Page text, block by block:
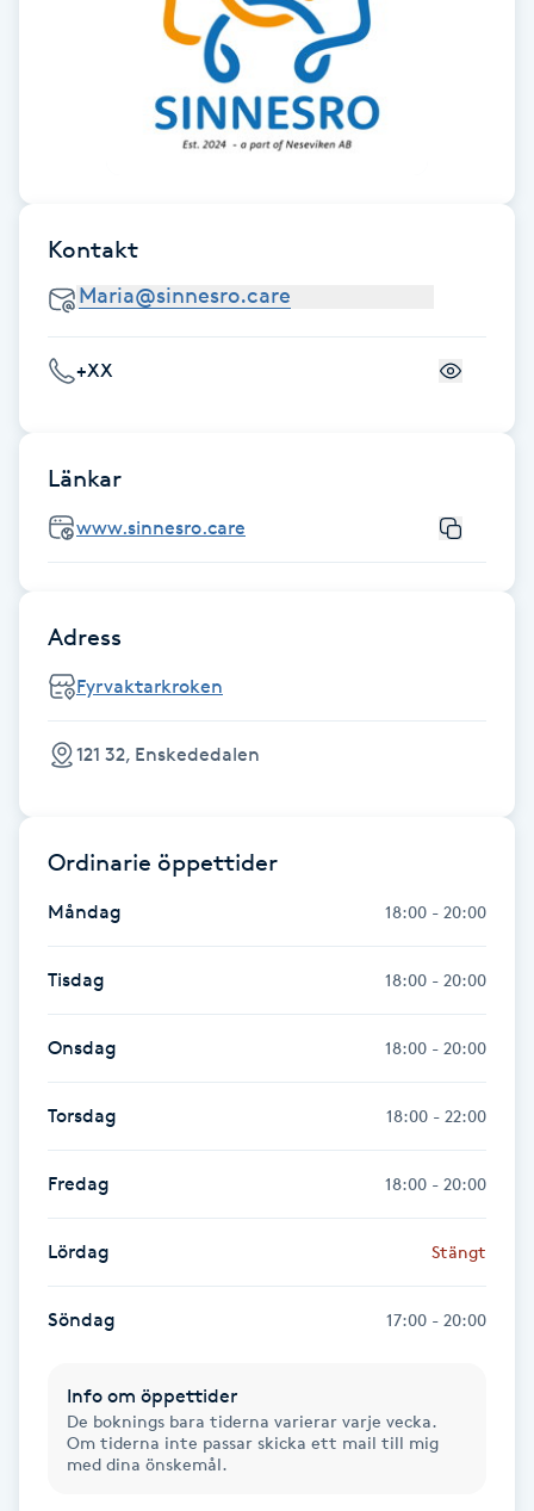
Friskvårdsmassage
Frisör
Funktionsanalys
Färgning
Föning
G
Gel naglar
Gelenaglar
Gellack med förstärkning
Gravidmassage
Gravidyoga
Gruppträning
Gua Sha-massage
Hatha Yoga
Headspa
Herrklippning
Kontakt
+XX
Länkar
www.sinnesro.care
Adress
Fyrvaktarkroken
121 32, Enskededalen
Ordinarie öppettider
Måndag 18:00 - 20:00
Tisdag 18:00 - 20:00
Onsdag 18:00 - 20:00
Torsdag 18:00 - 22:00
Fredag 18:00 - 20:00
Lördag Stängt
Söndag 17:00 - 20:00
Info om öppettider
De boknings bara tiderna varierar varje vecka.
Om tiderna inte passar skicka ett mail till mig
med dina önskemål.